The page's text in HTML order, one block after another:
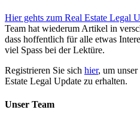
Hier gehts zum Real Estate Legal
Team hat wiederum Artikel in
dass hoffentlich für alle etwas
viel Spass bei der Lektüre.
Registrieren Sie sich hier, um
Estate Legal Update zu erhalten.
Unser Team